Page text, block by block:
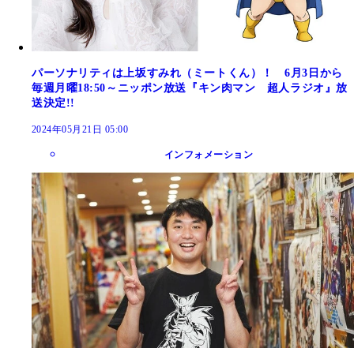
パーソナリティは上坂すみれ（ミートくん）！ 6月3日から
毎週月曜18:50～ニッポン放送『キン肉マン 超人ラジオ』放
送決定!!
2024年05月21日 05:00
インフォメーション